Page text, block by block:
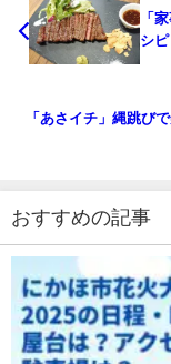
「
シ
「あさイチ」縄跳び
おすすめの記事